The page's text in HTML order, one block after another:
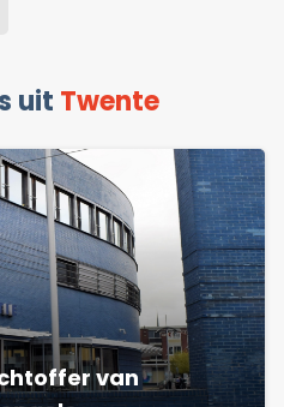
uit Twente
van